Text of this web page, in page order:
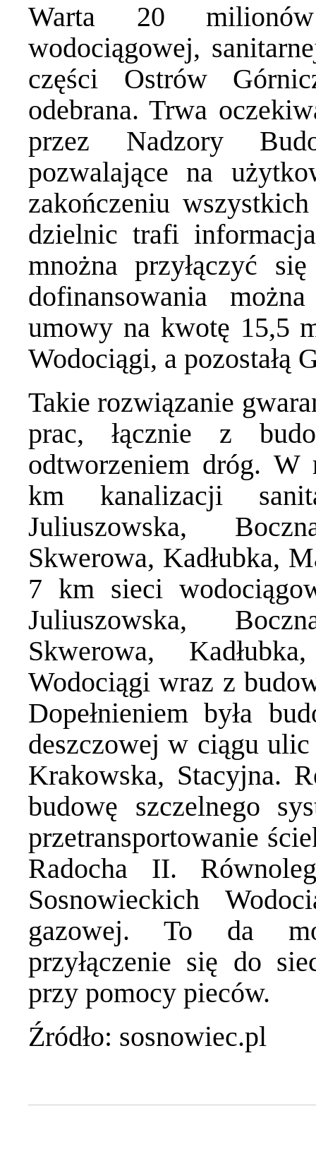
Warta 20
wodociągowej,
części Ostrów
odebrana. Trwa
przez Nadzory
pozwalające na
zakończeniu
dzielnic trafi
mnożna przyłączyć
dofinansowania
umowy na kwotę 15,5
Wodociągi, a pozostałą
Takie rozwiązanie
prac, łącznie z
odtworzeniem dróg. W
km kanalizacji
Juliuszowska,
Skwerowa, Kadłubka,
7 km sieci
Juliuszowska,
Skwerowa,
Wodociągi wraz z
Dopełnieniem była
deszczowej w ciągu
Krakowska, Stacyjna.
budowę szczelnego
przetransportowanie
Radocha II.
Sosnowieckich
gazowej. To da
przyłączenie się do
przy pomocy pieców.
Źródło: sosnowiec.pl